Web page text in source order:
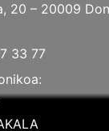
20 – 20009
33 77